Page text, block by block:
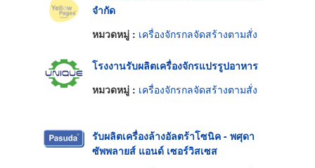
จำกัด
หมวดหมู่ : เครื่องจักรกลจัดสร้างตามสั่ง
โรงงานรับผลิตเครื่องจักรแปรรูปอาหาร
หมวดหมู่ : เครื่องจักรกลจัดสร้างตามสั่ง
รับผลิตเครื่องล้างอัลตร้าโซนิค - พศุดา
ซัพพลายส์ แอนด์ เซอร์วิสเซส